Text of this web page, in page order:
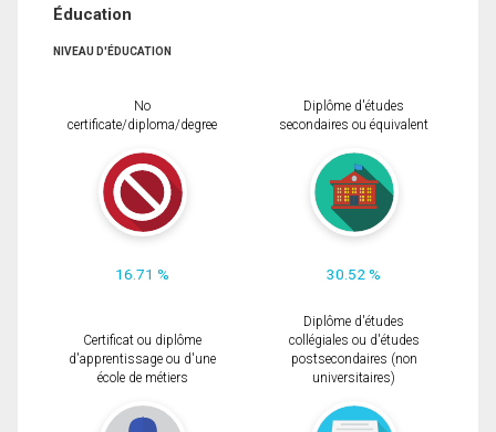
Éducation
NIVEAU D'ÉDUCATION
No
certificate/diploma/degree
16.71 %
Diplôme d'études
secondaires ou équivalent
30.52 %
Certificat ou diplôme
d'apprentissage ou d'une
école de métiers
Diplôme d'études
collégiales ou d'études
postsecondaires (non
universitaires)